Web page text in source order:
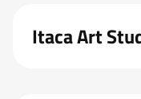
Itaca Art